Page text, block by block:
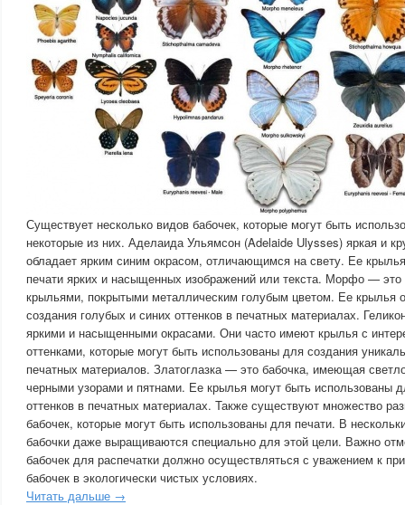
Существует несколько видов бабочек, которые могут быть
некоторые из них. Аделаида Ульямсон (Adelaide Ulysses) яркая и
обладает ярким синим окрасом, отличающимся на свету. Ее
печати ярких и насыщенных изображений или текста. Морфо — это
крыльями, покрытыми металлическим голубым цветом. Ее крылья
создания голубых и синих оттенков в печатных материалах.
яркими и насыщенными окрасами. Они часто имеют крылья с
оттенками, которые могут быть использованы для создания
печатных материалов. Златоглазка — это бабочка, имеющая
черными узорами и пятнами. Ее крылья могут быть использованы
оттенков в печатных материалах. Также существуют множество
бабочек, которые могут быть использованы для печати. В
бабочки даже выращиваются специально для этой цели. Важно
бабочек для распечатки должно осуществляться с уважением к
бабочек в экологически чистых условиях.
Читать дальше →